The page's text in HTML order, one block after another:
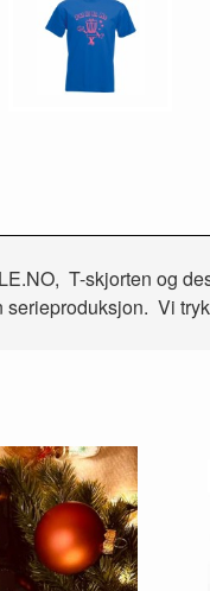
T-skjorten og
Vi